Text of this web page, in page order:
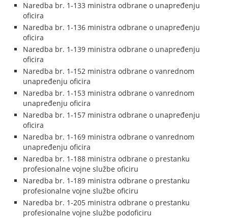
Naredba br. 1-133 ministra odbrane o unapređenju
oficira
Naredba br. 1-136 ministra odbrane o unapređenju
oficira
Naredba br. 1-139 ministra odbrane o unapređenju
oficira
Naredba br. 1-152 ministra odbrane o vanrednom
unapređenju oficira
Naredba br. 1-153 ministra odbrane o vanrednom
unapređenju oficira
Naredba br. 1-157 ministra odbrane o unapređenju
oficira
Naredba br. 1-169 ministra odbrane o vanrednom
unapređenju oficira
Naredba br. 1-188 ministra odbrane o prestanku
profesionalne vojne službe oficiru
Naredba br. 1-189 ministra odbrane o prestanku
profesionalne vojne službe oficiru
Naredba br. 1-205 ministra odbrane o prestanku
profesionalne vojne službe podoficiru